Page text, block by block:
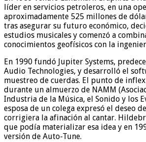
líder en servicios petroleros, en una
aproximadamente 525 millones de
tras asegurar su futuro económico,
estudios musicales y comenzó a
conocimientos geofísicos con la
En 1990 fundó Jupiter Systems,
Audio Technologies, y desarrolló el
muestreo de cuerdas. El punto de
durante un almuerzo de NAMM
Industria de la Música, el Sonido y los
esposa de un colega expresó el deseo
corrigiera la afinación al cantar.
que podía materializar esa idea y en
versión de Auto-Tune.